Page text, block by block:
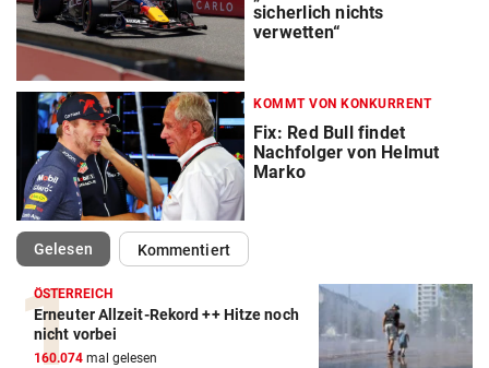
sicherlich nichts
verwetten“
KOMMT VON KONKURRENT
Fix: Red Bull findet
Nachfolger von Helmut
Marko
Gelesen(ausgewählt)Kommentiert
ÖSTERREICH
Erneuter Allzeit-Rekord ++ Hitze noch
nicht vorbei
160.074 mal gelesen
Action-Cam Vergleich